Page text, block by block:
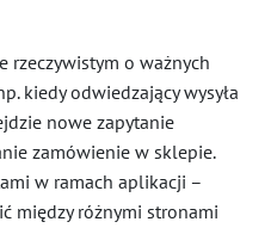
rzeczywistym o ważnych
kiedy odwiedzający wysyła
nowe zapytanie
zamówienie w sklepie.
w ramach aplikacji –
między różnymi stronami